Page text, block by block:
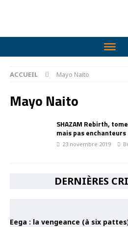
ACCUEIL Mayo Naito
Mayo Naito
SHAZAM Rebirth,
mais pas enchanteurs
23 novembre 2019
DERNIÈRES
Eega : la vengeance (à six